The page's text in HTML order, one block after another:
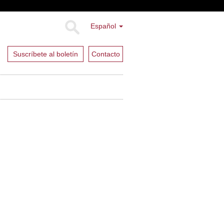
Español
Suscríbete al boletín Contacto